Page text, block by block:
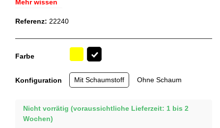
Mehr wissen
Referenz: 22240
Farbe
Gelb
Konfiguration
Mit Schaumstoff Ohne Schaum
Nicht vorrätig (voraussichtliche Lieferzeit: 1 bis 2
Wochen)